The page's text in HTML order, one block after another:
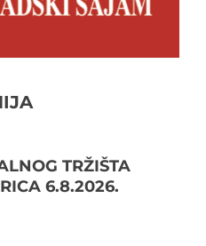
TRŽIŠTA
6.8.2026.